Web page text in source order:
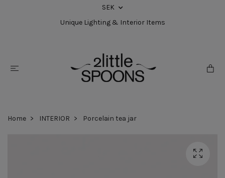
SEK
Unique Lighting & Interior Items
Home INTERIOR Porcelain tea jar